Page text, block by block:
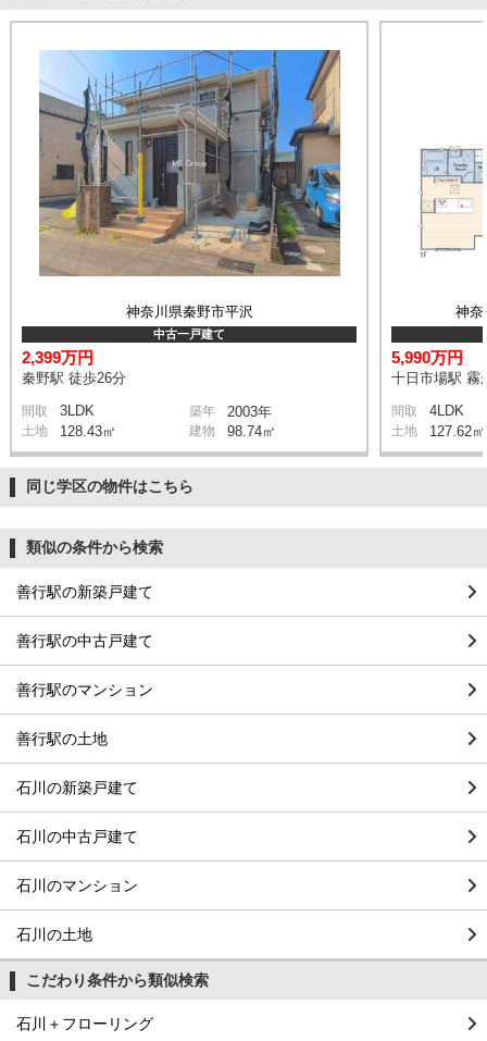
神奈川県秦野市平沢
中古一戸建て
2,399万円
秦野駅 徒歩26分
間取 3LDK 築年 2003年
土地 128.43㎡ 建物 98.74㎡
神奈
5,990万円
十日市場駅 霧
間取 4LDK
土地 127.62㎡
同じ学区の物件はこちら
類似の条件から検索
善行駅の新築戸建て
善行駅の中古戸建て
善行駅のマンション
善行駅の土地
石川の新築戸建て
石川の中古戸建て
石川のマンション
石川の土地
こだわり条件から類似検索
石川＋フローリング